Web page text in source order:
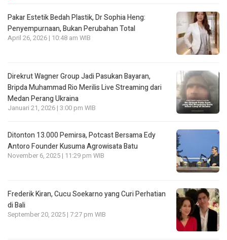
Pakar Estetik Bedah Plastik, Dr Sophia Heng:
Penyempurnaan, Bukan Perubahan Total
April 26, 2026 | 10:48 am WIB
Direkrut Wagner Group Jadi Pasukan Bayaran,
Bripda Muhammad Rio Merilis Live Streaming dari
Medan Perang Ukraina
Januari 21, 2026 | 3:00 pm WIB
Ditonton 13.000 Pemirsa, Potcast Bersama Edy
Antoro Founder Kusuma Agrowisata Batu
November 6, 2025 | 11:29 pm WIB
Frederik Kiran, Cucu Soekarno yang Curi Perhatian
di Bali
September 20, 2025 | 7:27 pm WIB